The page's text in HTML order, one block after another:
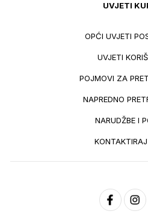
UVJETI
OPĆI UVJETI
UVJETI
POJMOVI ZA
NAPREDNO
NARUDŽBE I